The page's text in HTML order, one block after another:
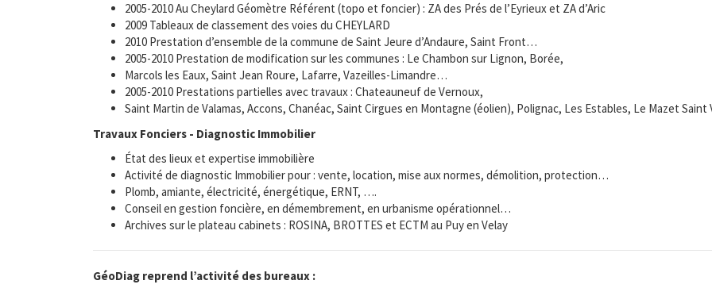
2005-2010 Au Cheylard Géomètre Référent (topo et foncier) : ZA des Prés de l’Eyrieux et ZA d’Aric
2009 Tableaux de classement des voies du CHEYLARD
2010 Prestation d’ensemble de la commune de Saint Jeure d’Andaure, Saint Front…
2005-2010 Prestation de modification sur les communes : Le Chambon sur Lignon, Borée,
Marcols les Eaux, Saint Jean Roure, Lafarre, Vazeilles-Limandre…
2005-2010 Prestations partielles avec travaux : Chateauneuf de Vernoux,
Saint Martin de Valamas, Accons, Chanéac, Saint Cirgues en Montagne (éolien), Polignac, Les Estables, Le Mazet
Travaux Fonciers - Diagnostic Immobilier
État des lieux et expertise immobilière
Activité de diagnostic Immobilier pour : vente, location, mise aux normes, démolition, protection…
Plomb, amiante, électricité, énergétique, ERNT, ….
Conseil en gestion foncière, en démembrement, en urbanisme opérationnel…
Archives sur le plateau cabinets : ROSINA, BROTTES et ECTM au Puy en Velay
GéoDiag reprend l’activité des bureaux :